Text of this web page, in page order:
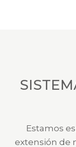
Estamos
extensión de